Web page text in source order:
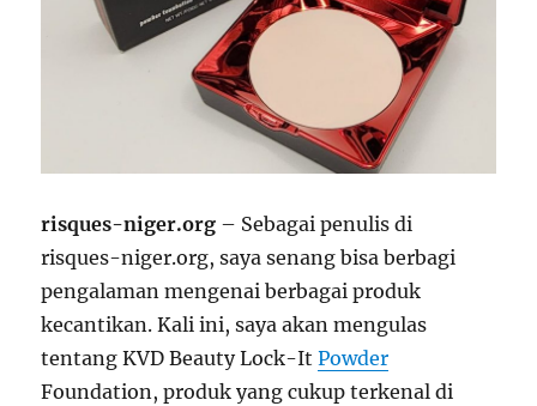
risques-niger.org – Sebagai penulis di
risques-niger.org, saya senang bisa berbagi
pengalaman mengenai berbagai produk
kecantikan. Kali ini, saya akan mengulas
tentang KVD Beauty Lock-ItPowder
Foundation, produk yang cukup terkenal di